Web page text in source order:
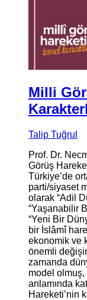
Milli
Talip Tuğrul
Prof. Dr.
Görüş
Türkiye’de
parti/siyaset
olarak “Adil
“Yaşanabilir
“Yeni Bir
bir İslâmî
ekonomik ve
önemli
zamanda
model
anlamında
Hareketi’nin